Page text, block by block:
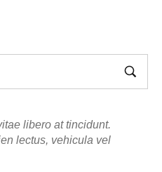
libero at tincidunt.
lectus, vehicula vel